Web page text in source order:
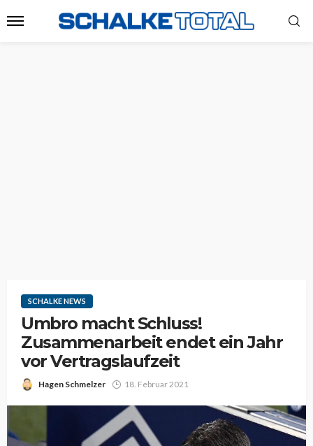
SCHALKE NEWS
Umbro macht Schluss!
Zusammenarbeit endet ein Jahr
vor Vertragslaufzeit
Hagen Schmelzer 18. Februar 2021